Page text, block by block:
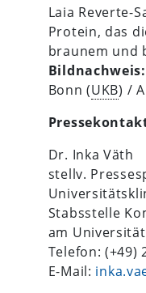
Laia Reverte-
Protein, das
braunem und
Bildnachweis:
Bonn (UKB) /
Dr. Inka Väth
stellv.
Stabsstelle
am
Telefon: (+49)
E-Mail: